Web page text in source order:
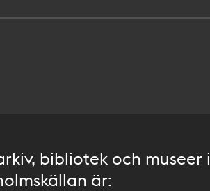
bibliotek och museer i
är: